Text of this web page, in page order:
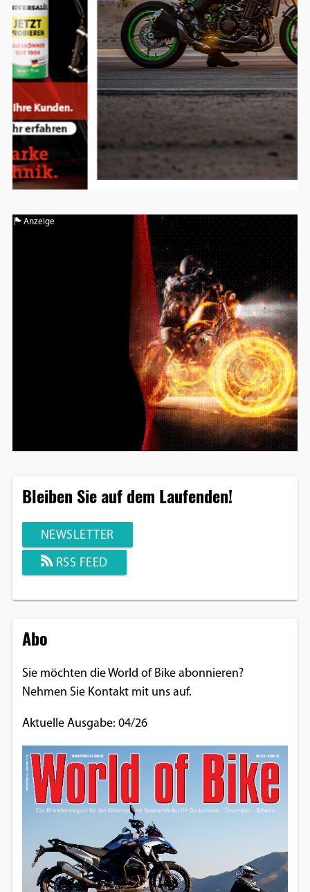
Anzeige
Bleiben Sie auf dem Laufenden!
NEWSLETTER
RSS FEED
Abo
Sie möchten die World of Bike abonnieren?
Nehmen Sie Kontakt mit uns auf.
Aktuelle Ausgabe: 04/26